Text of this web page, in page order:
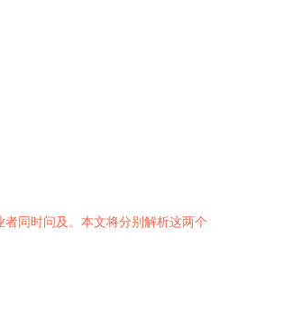
同时问及。本文将分别解析这两个